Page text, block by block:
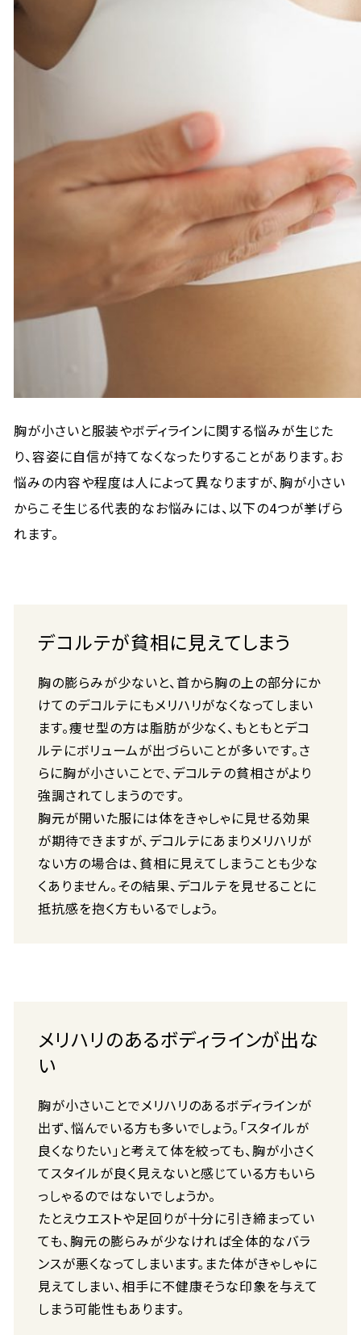
胸が小さいと服装やボディラインに関する悩みが生じた
り、容姿に自信が持てなくなったりすることがあります。お
悩みの内容や程度は人によって異なりますが、胸が小さい
からこそ生じる代表的なお悩みには、以下の4つが挙げら
れます。
デコルテが貧相に見えてしまう
胸の膨らみが少ないと、首から胸の上の部分にか
けてのデコルテにもメリハリがなくなってしまい
ます。痩せ型の方は脂肪が少なく、もともとデコ
ルテにボリュームが出づらいことが多いです。さ
らに胸が小さいことで、デコルテの貧相さがより
強調されてしまうのです。
胸元が開いた服には体をきゃしゃに見せる効果
が期待できますが、デコルテにあまりメリハリが
ない方の場合は、貧相に見えてしまうことも少な
くありません。その結果、デコルテを見せることに
抵抗感を抱く方もいるでしょう。
メリハリのあるボディラインが出な
い
胸が小さいことでメリハリのあるボディラインが
出ず、悩んでいる方も多いでしょう。「スタイルが
良くなりたい」と考えて体を絞っても、胸が小さく
てスタイルが良く見えないと感じている方もいら
っしゃるのではないでしょうか。
たとえウエストや足回りが十分に引き締まってい
ても、胸元の膨らみが少なければ全体的なバラ
ンスが悪くなってしまいます。また体がきゃしゃに
見えてしまい、相手に不健康そうな印象を与えて
しまう可能性もあります。